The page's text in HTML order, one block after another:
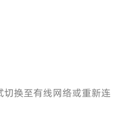
换至有线网络或重新连